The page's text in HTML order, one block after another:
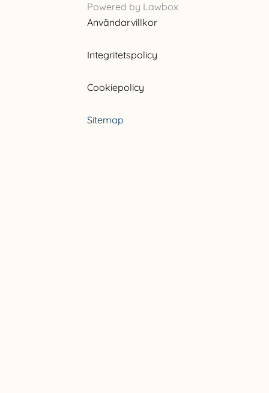
Powered by Lawbox
Användarvillkor
Integritetspolicy
Cookiepolicy
Sitemap